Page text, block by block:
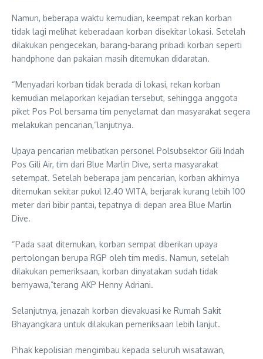
Namun, beberapa waktu kemudian, keempat rekan korban
tidak lagi melihat keberadaan korban disekitar lokasi. Setelah
dilakukan pengecekan, barang-barang pribadi korban seperti
handphone dan pakaian masih ditemukan didaratan.
“Menyadari korban tidak berada di lokasi, rekan korban
kemudian melaporkan kejadian tersebut, sehingga anggota
piket Pos Pol bersama tim penyelamat dan masyarakat segera
melakukan pencarian,”lanjutnya.
Upaya pencarian melibatkan personel Polsubsektor Gili Indah
Pos Gili Air, tim dari Blue Marlin Dive, serta masyarakat
setempat. Setelah beberapa jam pencarian, korban akhirnya
ditemukan sekitar pukul 12.40 WITA, berjarak kurang lebih 100
meter dari bibir pantai, tepatnya di depan area Blue Marlin
Dive.
“Pada saat ditemukan, korban sempat diberikan upaya
pertolongan berupa RGP oleh tim medis. Namun, setelah
dilakukan pemeriksaan, korban dinyatakan sudah tidak
bernyawa,”terang AKP Henny Adriani.
Selanjutnya, jenazah korban dievakuasi ke Rumah Sakit
Bhayangkara untuk dilakukan pemeriksaan lebih lanjut.
Pihak kepolisian mengimbau kepada seluruh wisatawan,